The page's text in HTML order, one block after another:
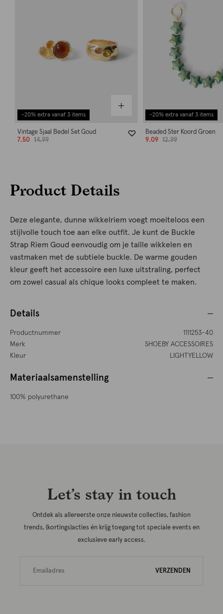
-20% extra vanaf 3 items
Vintage Sjaal Bedel Set Goud
7.50
14.99
-20% extra vanaf 3 items
Beaded Ster Koord Groen
9.09
12.99
Product Details
Deze elegante, dunne wikkelriem voegt moeiteloos een
stijlvolle touch toe aan elke outfit. Je kunt de Buckle
Strap Riem Goud eenvoudig om je taille wikkelen en
vastmaken met de subtiele buckle. De warme gouden
kleur geeft het accessoire een luxe uitstraling, perfect
om zowel casual als chique looks compleet te maken.
Details
Productnummer
1111253-40
Merk
SHOEBY ACCESSOIRES
Kleur
LIGHTYELLOW
Materiaalsamenstelling
100% polyurethane
Let’s stay in touch
Ontdek als allereerste onze nieuwste collecties, fashion
trends, (kortings)acties én krijg toegang tot speciale events en
exclusieve early access.
VERZENDEN